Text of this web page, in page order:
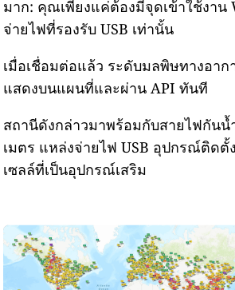
มาก: คุณเพียงแค่ต้องมีจุดเข้าใช้งาน
จ่ายไฟที่รองรับ USB เท่านั้น
เมื่อเชื่อมต่อแล้ว ระดับมลพิษทางอาก
แสดงบนแผนที่และผ่าน API ทันที
สถานีดังกล่าวมาพร้อมกับสายไฟกันน้
เมตร แหล่งจ่ายไฟ USB อุปกรณ์ติดตั้
เซลล์ที่เป็นอุปกรณ์เสริม